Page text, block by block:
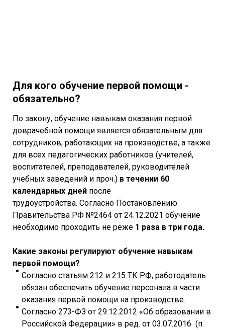
Для кого обучение первой помощи -
обязательно?
По закону, обучение навыкам оказания первой
доврачебной помощи является обязательным для
сотрудников, работающих на производстве, а также
для всех педагогических работников (учителей,
воспитателей, преподавателей, руководителей
учебных заведений и проч.) в течении 60
календарных дней после
трудоустройства. Согласно Постановлению
Правительства РФ №2464 от 24.12.2021 обучение
необходимо проходить не реже 1 раза в три года.
Какие законы регулируют обучение навыкам
первой помощи?
Согласно статьям 212 и 215 ТК РФ, работодатель
обязан обеспечить обучение персонала в части
оказания первой помощи на производстве.
Согласно 273-ФЗ от 29.12.2012 «Об образовании в
Российской Федерации» в ред. от 03.07.2016 (п.